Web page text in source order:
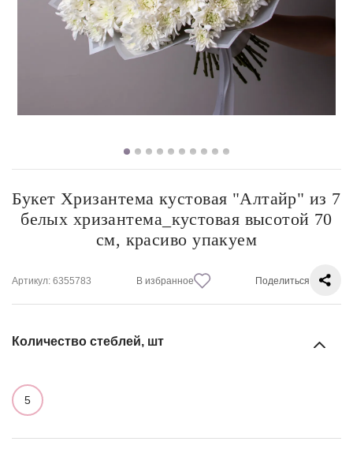
Букет Хризантема кустовая "Алтайр" из 7
белых хризантема_кустовая высотой 70
см, красиво упакуем
Артикул: 6355783 В избранное Поделиться
Количество стеблей, шт
5